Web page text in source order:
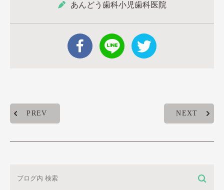
あんどう歯科小児歯科医院
PREV NEXT